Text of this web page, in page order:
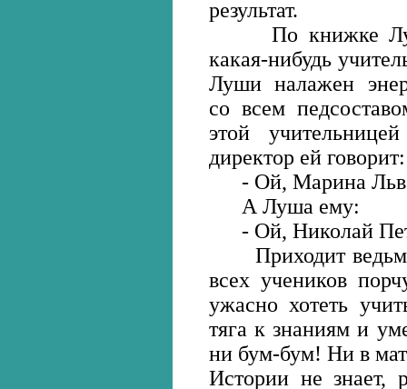
результат.
По книжке Луша
какая-нибудь
Луши налажен
со всем
этой
директор ей говорит:
- Ой, Марина
А Луша ему:
- Ой, Николай
Приходит ведьма
всех учеников
ужасно хотеть
тяга к знаниям и
ни бум-бум! Ни в
Истории не знает,